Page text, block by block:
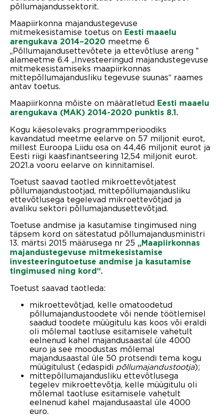
põllumajandussektorit.
Maapiirkonna majandustegevuse
mitmekesistamise toetus on Eesti maaelu
arengukava 2014–2020 meetme 6
„Põllumajandusettevõtete ja ettevõtluse areng ˮ
alameetme 6.4 „Investeeringud majandustegevuse
mitmekesistamiseks maapiirkonnas
mittepõllumajandusliku tegevuse suunas“ raames
antav toetus.
Maapiirkonna mõiste on määratletud Eesti maaelu
arengukava (MAK) 2014-2020 punktis 8.1.
Kogu käesolevaks programmperioodiks
kavandatud meetme eelarve on 57 miljonit eurot,
millest Euroopa Liidu osa on 44,46 miljonit eurot ja
Eesti riigi kaasfinantseering 12,54 miljonit eurot.
2021.a vooru eelarve on kinnitamisel.
Toetust saavad taotled mikroettevõtjatest
põllumajandustootjad, mittepõllumajandusliku
ettevõtlusega tegelevad mikroettevõtjad ja
avaliku sektori põllumajandusettevõtjad.
Toetuse andmise ja kasutamise tingimused ning
täpsem kord on sätestatud põllumajandusministri
13. märtsi 2015 määrusega nr 25 „Maapiirkonnas
majandustegevuse mitmekesistamise
investeeringutoetuse andmise ja kasutamise
tingimused ning kord“.
Toetust saavad taotleda:
mikroettevõtjad, kelle omatoodetud
põllumajandustoodete või nende töötlemisel
saadud toodete müügitulu kas koos või eraldi
oli mõlemal taotluse esitamisele vahetult
eelnenud kahel majandusaastal üle 4000
euro ja see moodustas mõlemal
majandusaastal üle 50 protsendi tema kogu
müügitulust (edaspidi põllumajandustootja);
mittepõllumajandusliku ettevõtlusega
tegelev mikroettevõtja, kelle müügitulu oli
mõlemal taotluse esitamisele vahetult
eelnenud kahel majandusaastal üle 4000
euro.